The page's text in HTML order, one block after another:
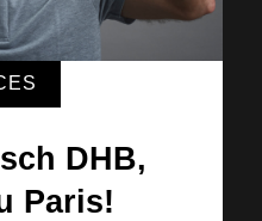
DHB,
Paris!